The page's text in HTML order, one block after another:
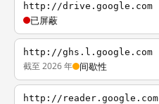
http://drive.google.com
已屏蔽
http://ghs.l.google.com
截至 2026 年 间歇性
http://reader.google.com